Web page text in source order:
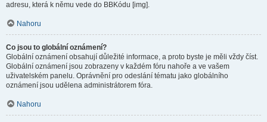
adresu, která k němu vede do BBKódu [img].
Nahoru
Co jsou to globální oznámení?
Globální oznámení obsahují důležité informace, a proto byste je měli vždy číst.
Globální oznámení jsou zobrazeny v každém fóru nahoře a ve vašem
uživatelském panelu. Oprávnění pro odeslání tématu jako globálního
oznámení jsou udělena administrátorem fóra.
Nahoru